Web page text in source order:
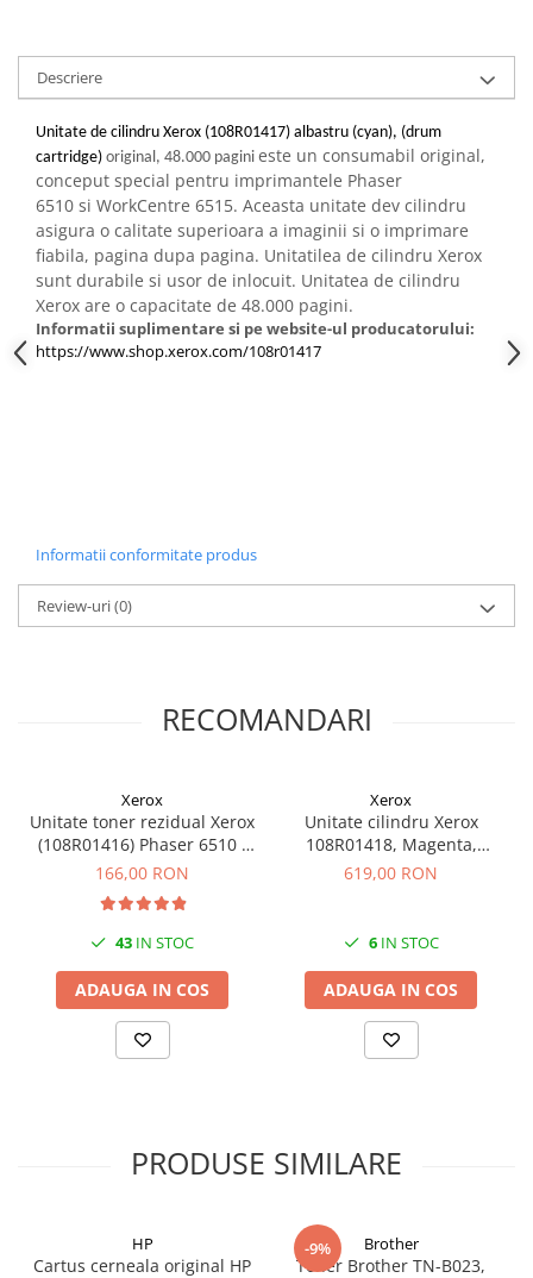
Workstation
Mini PC
Monitoare
Monitoare LED
Accesorii monitoare
Componente
Placi video
Procesoare
Surse
Carcase
Coolere CPU
Placi video profesionale
Hard disk-uri externe
Card reader
Placi captura
Adaptoare PCI / PCIe
Periferice PC
Kit mouse si tastatura
Routere
Descriere
Unitate de cilindru Xerox (108R01417) albastru (cyan), (drum
cartridge) original, 48.000 pagini este un consumabil original,
conceput special pentru imprimantele Phaser
6510 si WorkCentre 6515. Aceasta unitate dev cilindru
asigura o calitate superioara a imaginii si o imprimare
fiabila, pagina dupa pagina. Unitatilea de cilindru Xerox
sunt durabile si usor de inlocuit. Unitatea de cilindru
Xerox are o capacitate de 48.000 pagini.
Informatii suplimentare si pe website-ul producatorului:
https://www.shop.xerox.com/108r01417
Informatii conformitate produs
Review-uri(0)
RECOMANDARI
Xerox
Unitate toner rezidual Xerox
(108R01416) Phaser 6510 /
WorkCentre 6515 /
C500/C505/C600/C605,
Original, 30.000 pagini
166,00 RON
43 IN STOC
ADAUGA IN COS
Xerox
Unitate cilindru Xerox
108R01418, Magenta,
Original, 48k (Phaser 6510 /
619,00 RON
6IN STOC
ADAUGA IN COS
PRODUSE SIMILARE
HP
Cartus cerneala original HP
-9% Brother
Toner Brother TN-B023,